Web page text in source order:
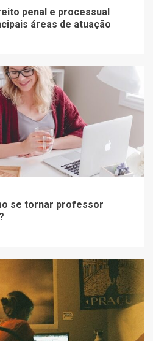
penal e processual
áreas de atuação
se tornar professor